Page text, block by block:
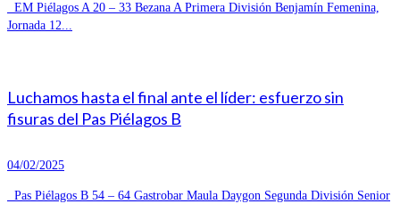
EM Piélagos A 20 – 33 Bezana A Primera División Benjamín Femenina,
Jornada 12...
Luchamos hasta el final ante el líder: esfuerzo sin
fisuras del Pas Piélagos B
04/02/2025
Pas Piélagos B 54 – 64 Gastrobar Maula Daygon Segunda División Senior